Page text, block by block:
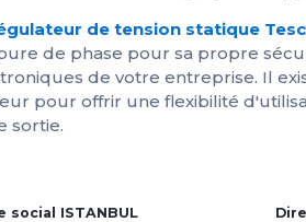
de tension statique
de phase pour sa propre
de votre entreprise. Il
pour offrir une flexibilité
sortie.
social ISTANBUL